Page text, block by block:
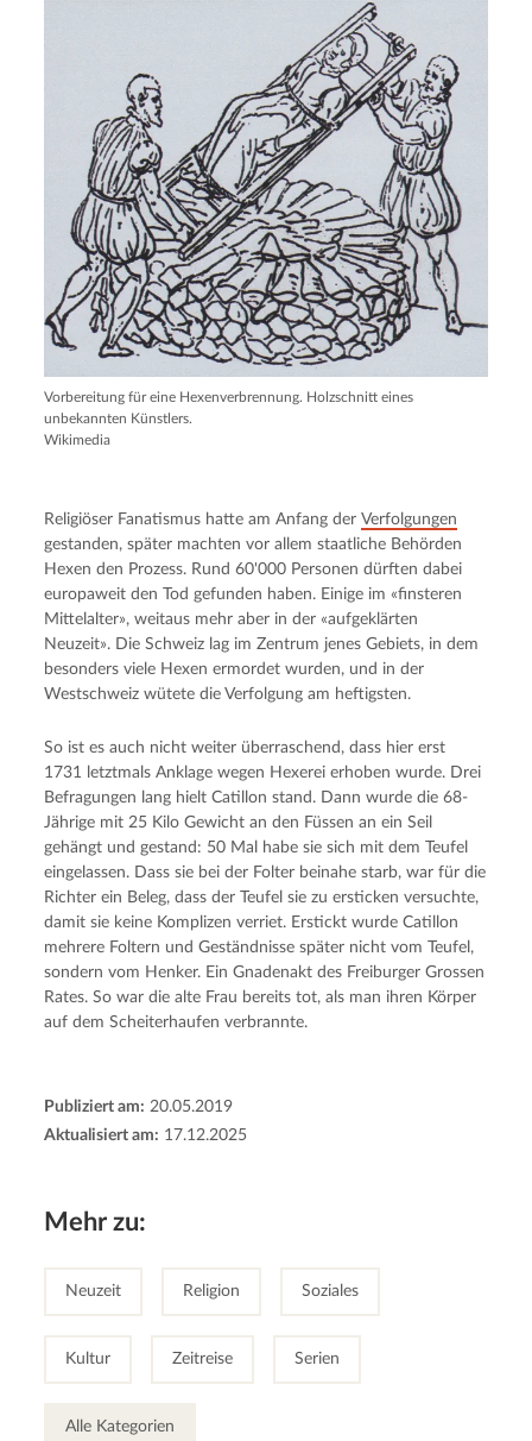
Vorbereitung für eine Hexenverbrennung. Holzschnitt eines
unbekannten Künstlers.
Wikimedia
Religiöser Fanatismus hatte am Anfang derVerfolgungen
gestanden, später machten vor al­lem staatliche Behörden
Hexen den Prozess. Rund 60'000 Personen dürften dabei
europaweit den Tod gefunden haben. Einige im «finsteren
Mittelalter», weitaus mehr aber in der «aufgeklärten
Neuzeit». Die Schweiz lag im Zentrum jenes Gebiets, in dem
besonders viele Hexen ermordet wurden, und in der
Westschweiz wütete die Verfolgung am heftigsten.
So ist es auch nicht weiter überraschend, dass hier erst
1731 letztmals Anklage wegen Hexerei erhoben wurde. Drei
Befragungen lang hielt Catil­lon stand. Dann wurde die 68-
Jährige mit 25 Kilo Gewicht an den Füssen an ein Seil
gehängt und gestand: 50 Mal habe sie sich mit dem Teufel
eingelassen. Dass sie bei der Folter beinahe starb, war für die
Richter ein Beleg, dass der Teufel sie zu ersticken versuchte,
damit sie keine Komplizen verriet. Erstickt wurde Catillon
mehrere Foltern und Geständnisse später nicht vom Teufel,
sondern vom Henker. Ein Gnadenakt des Freiburger Grossen
Rates. So war die alte Frau bereits tot, als man ihren Körper
auf dem Scheiterhaufen verbrannte.
Publiziert am: 20.05.2019
Aktualisiert am: 17.12.2025
Mehr zu:
Neuzeit Religion Soziales
Kultur Zeitreise Serien
Alle Kategorien